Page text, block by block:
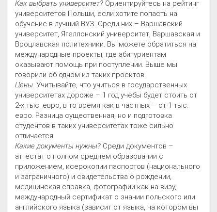
Как выбрать университет? Ориентируйтесь на рейтинг
университетов Польши, если хотите попасть на
обучение в лучший ВУЗ. Среди них – Варшавский
университет, Ягеллонский университет, Варшавская и
Вроцлавская политехники. Вы можете обратиться на
международные проекты, где абитуриентам
оказывают помощь при поступлении. Выше мы
говорили об одном из таких проектов.
Цены. Учитывайте, что учиться в государственных
университетах дороже – 1 год учёбы будет стоить от
2-х тыс. евро, в то время как в частных – от 1 тыс.
евро. Разница существенная, но и подготовка
студентов в таких университетах тоже сильно
отличается.
Какие документы нужны? Среди документов –
аттестат о полном среднем образовании с
приложением, ксерокопии паспортов (национального
и заграничного) и свидетельства о рождении,
медицинская справка, фотографии как на визу,
международный сертификат о знании польского или
английского языка (зависит от языка, на котором вы